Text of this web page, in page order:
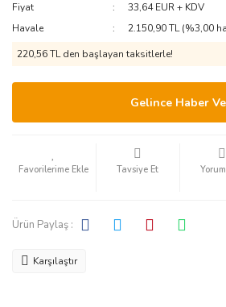
Fiyat
33,64 EUR + KDV
Havale
2.150,90 TL (%3,00
220,56 TL den başlayan taksitlerle!
Gelince Haber
Tavsiye Et
Ürün Paylaş :
Karşılaştır